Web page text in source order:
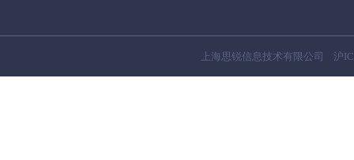
上海思锐信息技术有限公司 沪